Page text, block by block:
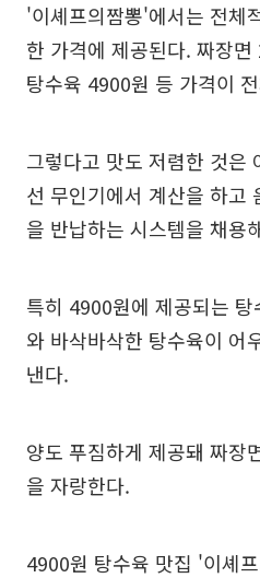
'이셰프의짬뽕'에서는 전체
한 가격에 제공된다. 짜장
탕수육 4900원 등 가격이
그렇다고 맛도 저렴한 것은
선 무인기에서 계산을 하고
을 반납하는 시스템을 채용
특히 4900원에 제공되는
와 바삭바삭한 탕수육이 어
낸다.
양도 푸짐하게 제공돼 짜장
을 자랑한다.
4900원 탕수육 맛집 '이셰